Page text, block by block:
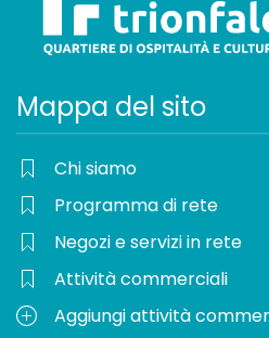
Mappa del sito
Chi siamo
Programma di rete
Negozi e servizi in rete
Attività commerciali
Aggiungi attività